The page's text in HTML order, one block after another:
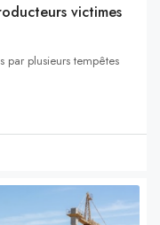
victimes
par plusieurs tempêtes